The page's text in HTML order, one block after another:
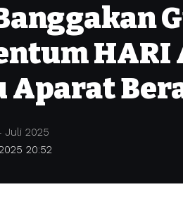
HARI
Aparat
20:52
Juli 2025